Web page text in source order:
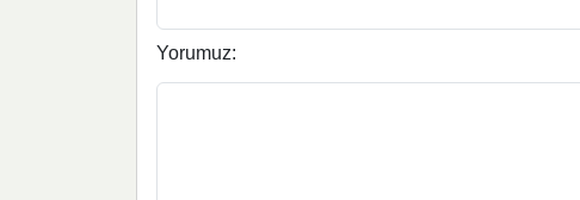
Yorumuz: